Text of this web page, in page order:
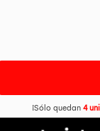
¡Sólo quedan 4